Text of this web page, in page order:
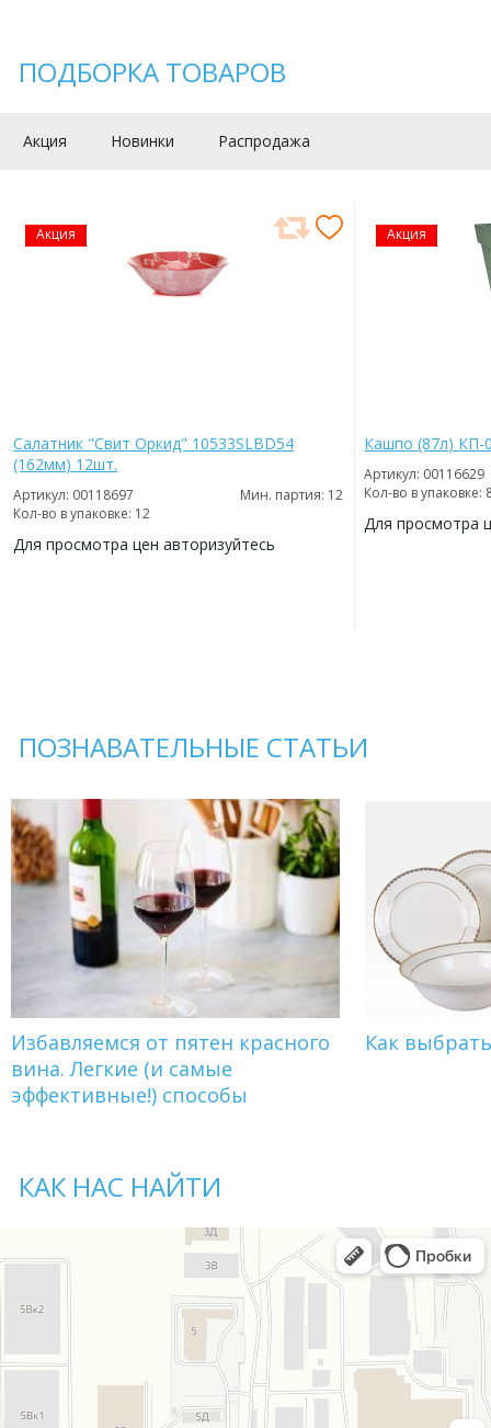
ПОДБОРКА ТОВАРОВ
Акция Новинки Распродажа
Акция
Салатник "Свит Оркид" 10533SLBD54
(162мм) 12шт.
Артикул: 00118697
Мин. партия: 12
Кол-во в упаковке: 12
Для просмотра цен авторизуйтесь
Акция
Кашпо (87л) КП-
Артикул: 00116629
Кол-во в упаковке:
Для просмотра
ПОЗНАВАТЕЛЬНЫЕ СТАТЬИ
Избавляемся от пятен красного
вина. Легкие (и самые
эффективные!) способы
Как
КАК НАС НАЙТИ